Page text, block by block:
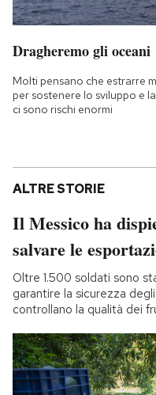
Dragheremo gli oceani
Molti pensano che estrarre
per sostenere lo sviluppo e
ci sono rischi enormi
ALTRE STORIE
Il Messico ha
salvare le
Oltre 1.500 soldati sono
garantire la sicurezza
controllano la qualità dei